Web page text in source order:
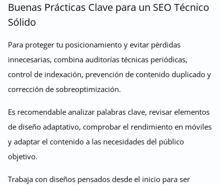
Buenas Prácticas Clave para un SEO Técnico
Sólido
Para proteger tu posicionamiento y evitar pérdidas
innecesarias, combina auditorías técnicas periódicas,
control de indexación, prevención de contenido duplicado y
corrección de sobreoptimización.
Es recomendable analizar palabras clave, revisar elementos
de diseño adaptativo, comprobar el rendimiento en móviles
y adaptar el contenido a las necesidades del público
objetivo.
Trabaja con diseños pensados desde el inicio para ser